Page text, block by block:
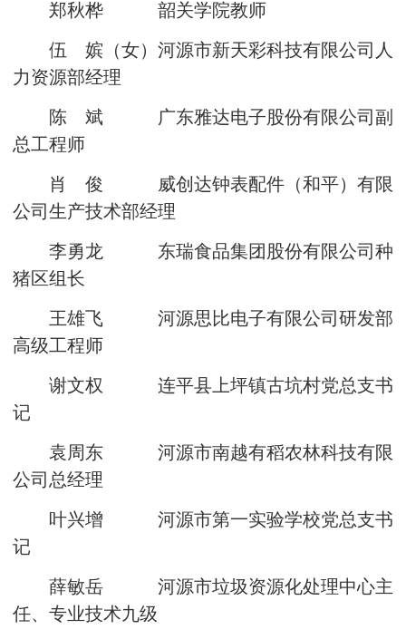
郑秋桦 韶关学院教师
伍 嫔（女）河源市新天彩科技有限公司人
力资源部经理
陈 斌 广东雅达电子股份有限公司副
总工程师
肖 俊 威创达钟表配件（和平）有限
公司生产技术部经理
李勇龙 东瑞食品集团股份有限公司种
猪区组长
王雄飞 河源思比电子有限公司研发部
高级工程师
谢文权 连平县上坪镇古坑村党总支书
记
袁周东 河源市南越有稻农林科技有限
公司总经理
叶兴增 河源市第一实验学校党总支书
记
薛敏岳 河源市垃圾资源化处理中心主
任、专业技术九级